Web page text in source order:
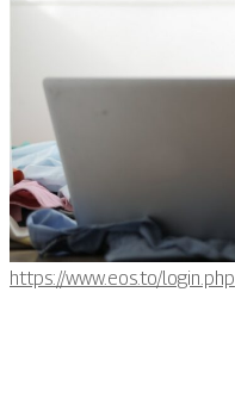
https://www.eos.to/login.php